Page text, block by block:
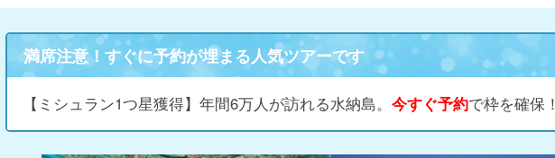
満席注意！すぐに予約が埋まる人気ツアーです
【ミシュラン1つ星獲得】年間6万人が訪れる水納島。 今すぐ予約で枠を確保！